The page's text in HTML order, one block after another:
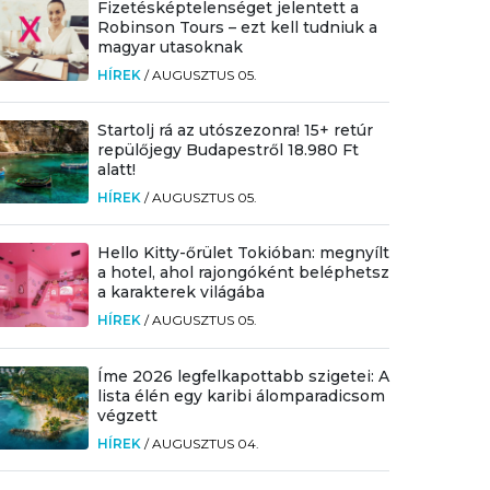
Fizetésképtelenséget jelentett a
Robinson Tours – ezt kell tudniuk a
magyar utasoknak
HÍREK /AUGUSZTUS 05.
Startolj rá az utószezonra! 15+ retúr
repülőjegy Budapestről 18.980 Ft
alatt!
HÍREK /AUGUSZTUS 05.
Hello Kitty-őrület Tokióban: megnyílt
a hotel, ahol rajongóként beléphetsz
a karakterek világába
HÍREK /AUGUSZTUS 05.
Íme 2026 legfelkapottabb szigetei: A
lista élén egy karibi álomparadicsom
végzett
HÍREK /AUGUSZTUS 04.